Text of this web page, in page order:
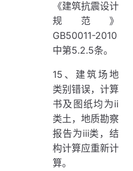
《建筑抗震设计
规范》
GB50011-2010
中第5.2.5条。
15、建筑场地
类别错误，计算
书及图纸均为ⅱ
类土，地质勘察
报告为ⅲ类，结
构计算应重新计
算。